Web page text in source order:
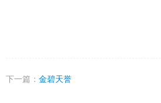
下一篇： 金碧天誉